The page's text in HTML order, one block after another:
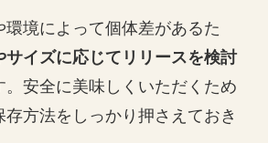
環境によって個体差があるた
サイズに応じてリリースを検討
。安全に美味しくいただくため
方法をしっかり押さえておき